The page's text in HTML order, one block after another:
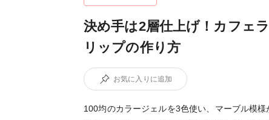
決め手は2層仕上げ！カフェ
リップの作り方
お気に入りに追加
100均のカラージェルを3色使い、マーブル模